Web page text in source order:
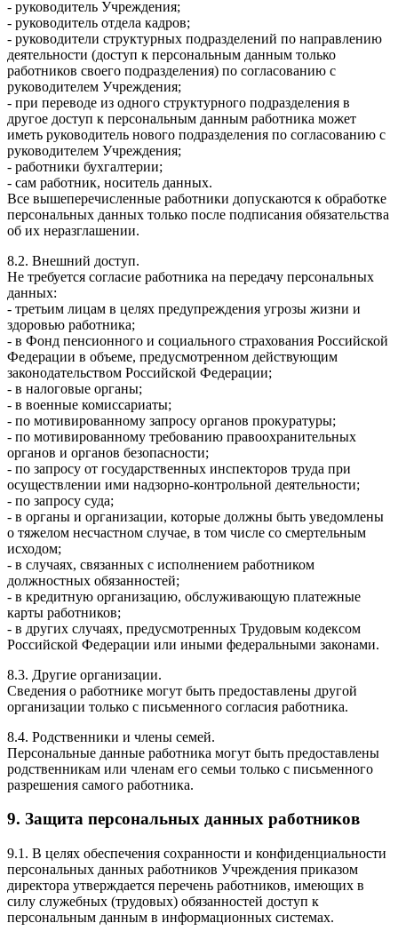
- руководитель Учреждения;
- руководитель отдела кадров;
- руководители структурных подразделений по направлению
деятельности (доступ к персональным данным только
работников своего подразделения) по согласованию с
руководителем Учреждения;
- при переводе из одного структурного подразделения в
другое доступ к персональным данным работника может
иметь руководитель нового подразделения по согласованию с
руководителем Учреждения;
- работники бухгалтерии;
- сам работник, носитель данных.
Все вышеперечисленные работники допускаются к обработке
персональных данных только после подписания обязательства
об их неразглашении.
8.2. Внешний доступ.
Не требуется согласие работника на передачу персональных
данных:
- третьим лицам в целях предупреждения угрозы жизни и
здоровью работника;
- в Фонд пенсионного и социального страхования Российской
Федерации в объеме, предусмотренном действующим
законодательством Российской Федерации;
- в налоговые органы;
- в военные комиссариаты;
- по мотивированному запросу органов прокуратуры;
- по мотивированному требованию правоохранительных
органов и органов безопасности;
- по запросу от государственных инспекторов труда при
осуществлении ими надзорно-контрольной деятельности;
- по запросу суда;
- в органы и организации, которые должны быть уведомлены
о тяжелом несчастном случае, в том числе со смертельным
исходом;
- в случаях, связанных с исполнением работником
должностных обязанностей;
- в кредитную организацию, обслуживающую платежные
карты работников;
- в других случаях, предусмотренных Трудовым кодексом
Российской Федерации или иными федеральными законами.
8.3. Другие организации.
Сведения о работнике могут быть предоставлены другой
организации только с письменного согласия работника.
8.4. Родственники и члены семей.
Персональные данные работника могут быть предоставлены
родственникам или членам его семьи только с письменного
разрешения самого работника.
9. Защита персональных данных работников
9.1. В целях обеспечения сохранности и конфиденциальности
персональных данных работников Учреждения приказом
директора утверждается перечень работников, имеющих в
силу служебных (трудовых) обязанностей доступ к
персональным данным в информационных системах.